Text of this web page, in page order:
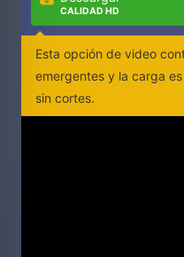
CALIDAD HD
Esta opción de video
emergentes y la carga
sin cortes.